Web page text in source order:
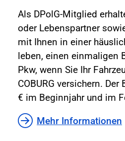
Als DPolG-Mitglied
oder Lebenspartner
mit Ihnen in einer
leben, einen einmaligen
Pkw, wenn Sie Ihr
COBURG versichern.
€ im Beginnjahr und im
Mehr Informationen